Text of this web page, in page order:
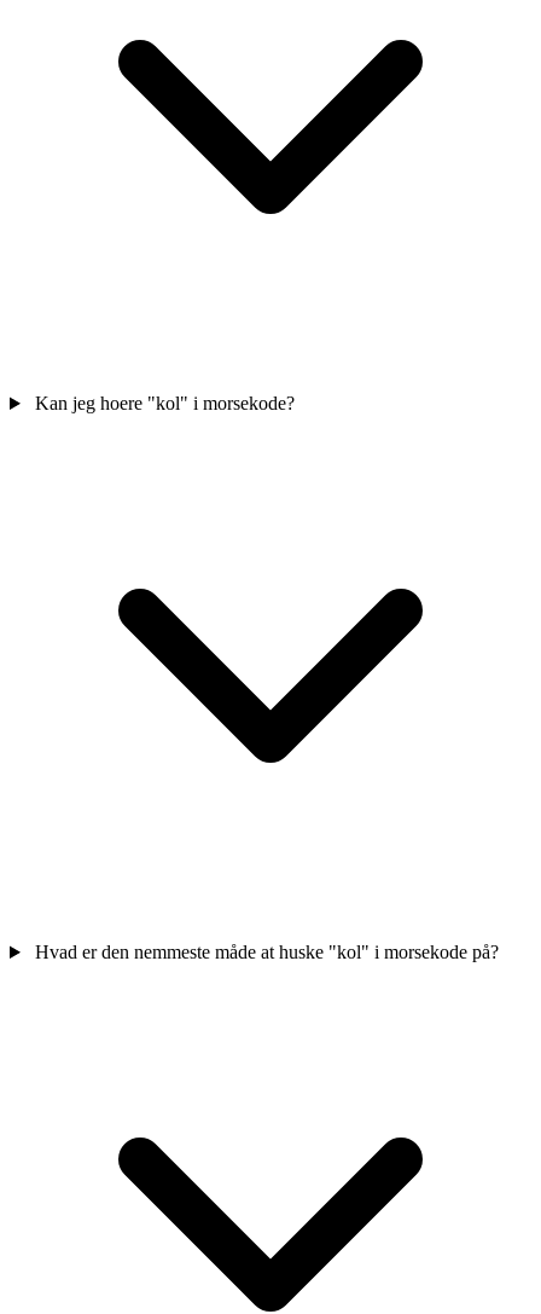
Kan jeg hoere "kol" i morsekode?
Hvad er den nemmeste måde at huske "kol" i morsekode på?